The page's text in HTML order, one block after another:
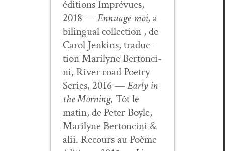
édi­tions Imprévues,
2018 —Ennu­age-moi, a
bilin­gual col­lec­tion , de
Car­ol Jenk­ins, tra­duc­
tion Mar­i­lyne Bertonci­
ni, Riv­er road Poet­ry
Series, 2016 —Ear­ly in
the Morn­ing, Tôt le
matin, de Peter Boyle,
Mar­i­lyne Bertonci­ni &
alii. Recours au Poème